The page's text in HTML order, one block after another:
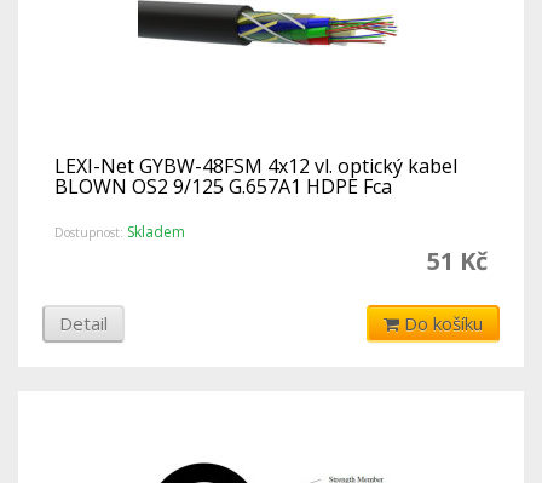
LEXI-Net GYBW-48FSM 4x12 vl. optický kabel
BLOWN OS2 9/125 G.657A1 HDPE Fca
Dostupnost: Skladem
51 Kč
Detail Do košíku